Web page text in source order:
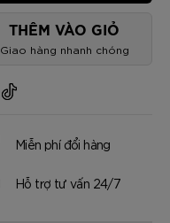
THÊM VÀO GIỎ
Giao hàng nhanh chóng
Miễn phí đổi hàng
Hỗ trợ tư vấn 24/7